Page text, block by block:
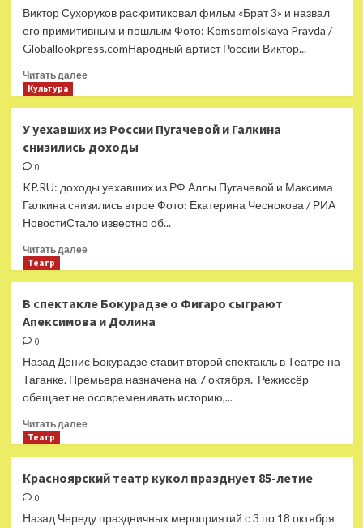
пиар-
проектом
Виктор Сухоруков раскритиковал фильм «Брат 3» и назвал
его примитивным и пошлым Фото: Komsomolskaya Pravda /
Globallookpress.comНародный артист России Виктор...
Читать далееПрочитать
двух
фильмов
третью
часть
Культура
У уехавших из России Пугачевой и Галкина
снизились доходы
0
KP.RU: доходы уехавших из РФ Аллы Пугачевой и Максима
Галкина снизились втрое Фото: Екатерина Чеснокова / РИА
НовостиСтало известно об...
Читать далееПрочитать
уехавших
из
Пугачевой
Галкина
снизились
Театр
В спектакле Бокурадзе о Фигаро сыграют
Апексимова и Долина
0
Назад Денис Бокурадзе ставит второй спектакль в Театре на
Таганке. Премьера назначена на 7 октября. Режиссёр
обещает не осовременивать историю,...
Читать далееПрочитать
спектакле
о
Театр
Красноярский театр кукол празднует 85-летие
0
Назад Череду праздничных мероприятий с 3 по 18 октября